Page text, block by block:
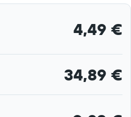
4,49 €
34,89 €